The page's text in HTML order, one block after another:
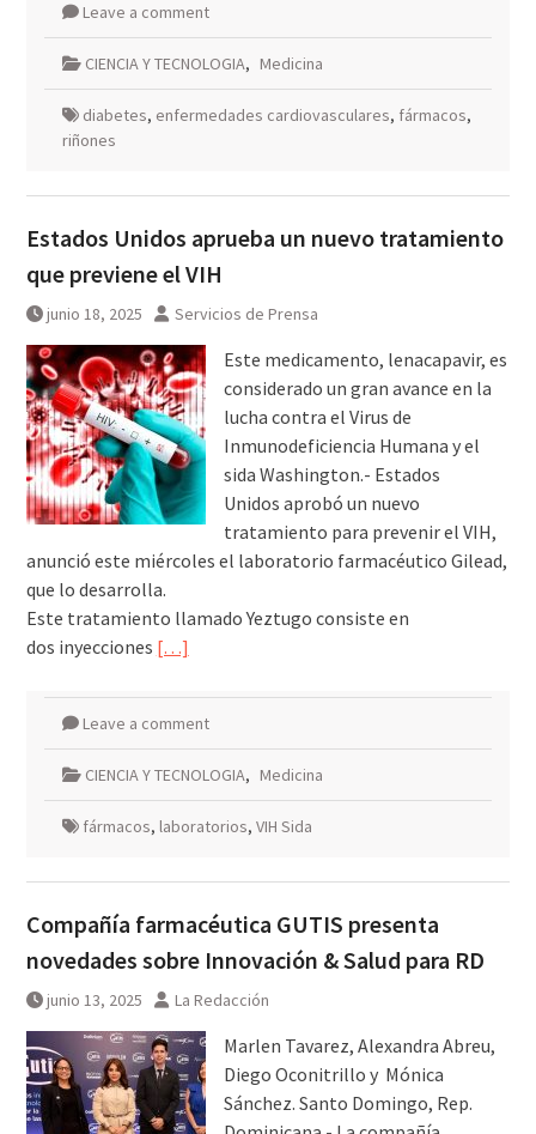
Leave a comment
CIENCIA Y TECNOLOGIA, Medicina
diabetes, enfermedades cardiovasculares, fármacos,
riñones
Estados Unidos aprueba un nuevo tratamiento
que previene el VIH
junio 18, 2025 Servicios de Prensa
Este medicamento, lenacapavir, es
considerado un gran avance en la
lucha contra el Virus de
Inmunodeficiencia Humana y el
sida Washington.- Estados
Unidos aprobó un nuevo
tratamiento para prevenir el VIH,
anunció este miércoles el laboratorio farmacéutico Gilead,
que lo desarrolla.
Este tratamiento llamado Yeztugo consiste en
dos inyecciones […]
Leave a comment
CIENCIA Y TECNOLOGIA, Medicina
fármacos, laboratorios, VIH Sida
Compañía farmacéutica GUTIS presenta
novedades sobre Innovación & Salud para RD
junio 13, 2025 La Redacción
Marlen Tavarez, Alexandra Abreu,
Diego Oconitrillo y Mónica
Sánchez. Santo Domingo, Rep.